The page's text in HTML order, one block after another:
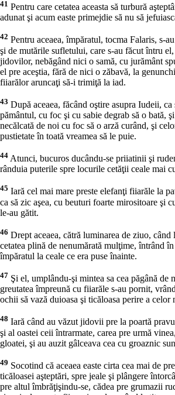
41 Pentru care cetatea aceasta să turbură
adunat şi acum easte primejdie să nu să
42 Pentru aceaea, împăratul, tocma Falaris, s-
şi de mutările sufletului, care s-au făcut întru el,
jidovilor, nebăgând nici o samă, cu jurământ
el pre aceştia, fără de nici o zăbavă, la
fiiarălor aruncaţi să-i trimiţă la iad.
43 După aceaea, făcând oştire asupra Iudeii,
pământul, cu foc şi cu sabie degrab să o bată,
necălcată de noi cu foc să o arză curând, şi
pustietate în toată vreamea să le puie.
44 Atunci, bucuros ducându-se priiatinii şi
rânduia puterile spre locurile cetăţii ceale mai
45 Iară cel mai mare preste elefanţi fiiarăle la
ca să zic aşea, cu beuturi foarte mirositoare şi
le-au gătit.
46 Drept aceaea, cătră luminarea de ziuo, când
cetatea plină de nenumărată mulţime, întrând
împăratul la ceale ce era puse înainte.
47 Şi el, umplându-şi mintea sa cea păgână de
greutatea împreună cu fiiarăle s-au pornit,
ochii să vază duioasa şi ticăloasa perire a celor
48 Iară când au văzut jidovii pre la poartă
şi al oastei ceii întrarmate, carea pre urmă
gloatei, şi au auzit gâlceava cea cu groaznic
49 Socotind că aceaea easte cirta cea mai de
ticăloasei aşteptări, spre jeale şi plângere
pre altul îmbrăţişindu-se, cădea pre grumazii